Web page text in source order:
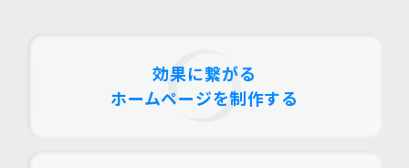
効果に繋がる
ホームページを制作する